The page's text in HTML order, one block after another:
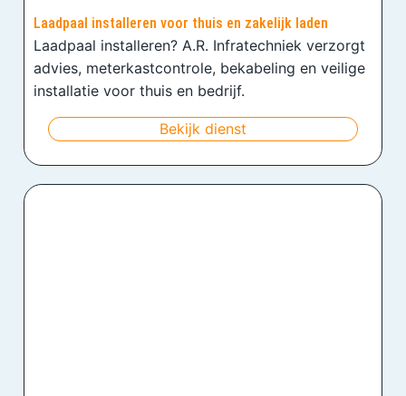
Laadpaal installeren voor thuis en zakelijk laden
Laadpaal installeren? A.R. Infratechniek verzorgt
advies, meterkastcontrole, bekabeling en veilige
installatie voor thuis en bedrijf.
Bekijk dienst